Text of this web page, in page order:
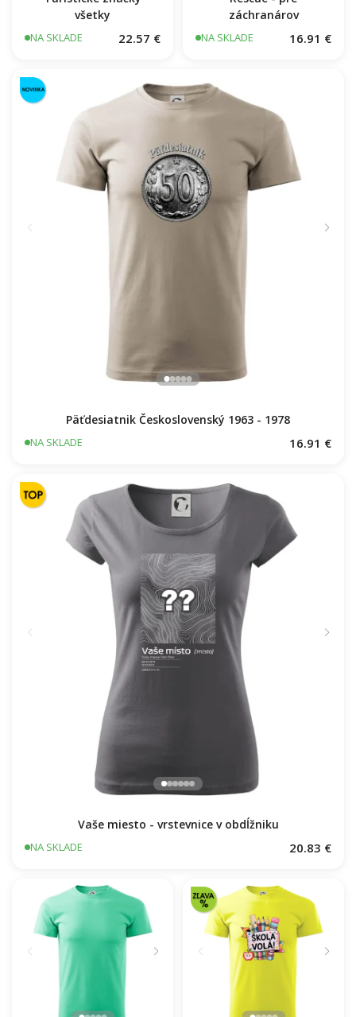
všetky
NA SKLADE 22.57 €
záchranárov
NA SKLADE 16.91 €
Päťdesiatnik Československý 1963 - 1978
NA SKLADE 16.91 €
Vaše miesto - vrstevnice v obdĺžniku
NA SKLADE 20.83 €